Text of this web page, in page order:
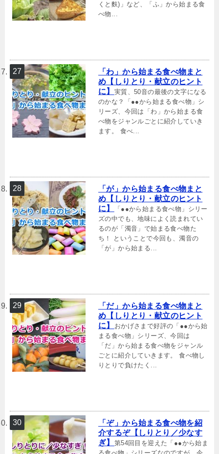
くと麩)」など、「ふ」から始まる食
べ物...
「わ」から始まる食べ物まと
め【しりとり・献立のヒント
に】 実質、50音の最後の文字になる
のかな？「●●から始まる食べ物」シ
リーズ、今回は「わ」から始まる食
べ物をジャンルごとに紹介していき
ます。 食べ...
「が」から始まる食べ物まと
め【しりとり・献立のヒント
に】
「●●から始まる食べ物」シリー
ズの中でも、地味によく読まれてい
るのが「濁音」で始まる食べ物た
ち！ ということで今回も、濁音の
「が」から始まる...
「だ」から始まる食べ物まと
め【しりとり・献立のヒント
に】
おかげさまで好評の「●●から始
まる食べ物」シリーズ、今回は
「だ」から始まる食べ物をジャンル
ごとに紹介していきます。 食べ物し
りとりで負けたく...
「ぞ」から始まる食べ物を紹
介するぞ【しりとり／少なす
ぎ】 第54回目を迎えた「●●から始ま